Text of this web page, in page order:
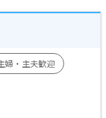
婦・主夫歓迎